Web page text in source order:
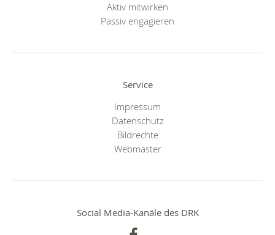
Aktiv mitwirken
Passiv engagieren
Service
Impressum
Datenschutz
Bildrechte
Webmaster
Social Media-Kanäle des DRK